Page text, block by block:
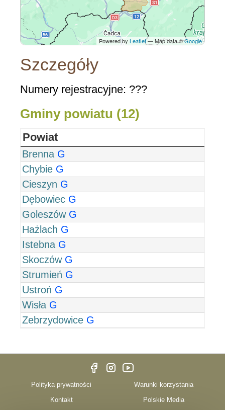
Powered by Leaflet— Map data ©Google
Szczegóły
Numery rejestracyjne: ???
Gminy powiatu (12)
Powiat
Brenna G
Chybie G
Cieszyn G
Dębowiec G
Goleszów G
Hażlach G
Istebna G
Skoczów G
Strumień G
Ustroń G
Wisła G
Zebrzydowice G
Polityka prywatności
Warunki korzystania
Kontakt
Polskie Media